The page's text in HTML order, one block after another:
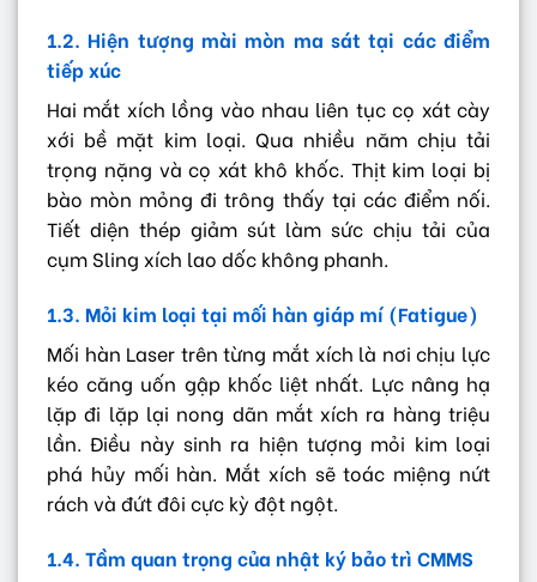
1.2. Hiện tượng mài mòn ma sát tại các điểm
tiếp xúc
Hai mắt xích lồng vào nhau liên tục cọ xát cày
xới bề mặt kim loại. Qua nhiều năm chịu tải
trọng nặng và cọ xát khô khốc. Thịt kim loại bị
bào mòn mỏng đi trông thấy tại các điểm nối.
Tiết diện thép giảm sút làm sức chịu tải của
cụm Sling xích lao dốc không phanh.
1.3. Mỏi kim loại tại mối hàn giáp mí (Fatigue)
Mối hàn Laser trên từng mắt xích là nơi chịu lực
kéo căng uốn gập khốc liệt nhất. Lực nâng hạ
lặp đi lặp lại nong dãn mắt xích ra hàng triệu
lần. Điều này sinh ra hiện tượng mỏi kim loại
phá hủy mối hàn. Mắt xích sẽ toác miệng nứt
rách và đứt đôi cực kỳ đột ngột.
1.4. Tầm quan trọng của nhật ký bảo trì CMMS